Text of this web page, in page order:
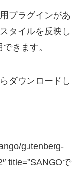
プラグインがあ
タイルを反映し
きます。
ダウンロードし
gutenberg-
title=”SANGOで